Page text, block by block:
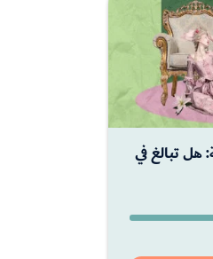
هل تبالغ في